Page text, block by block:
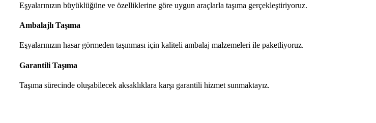
Eşyalarınızın büyüklüğüne ve özelliklerine göre uygun araçlarla taşıma gerçekleştiriyoruz.
Ambalajlı Taşıma
Eşyalarınızın hasar görmeden taşınması için kaliteli ambalaj malzemeleri ile paketliyoruz.
Garantili Taşıma
Taşıma sürecinde oluşabilecek aksaklıklara karşı garantili hizmet sunmaktayız.